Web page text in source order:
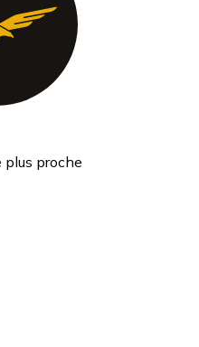
proche